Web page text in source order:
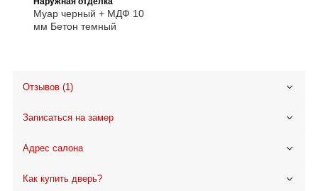
Муар черный + МДФ 10
мм Бетон темный
Отзывов (1)
Записаться на замер
Адрес салона
Как купить дверь?